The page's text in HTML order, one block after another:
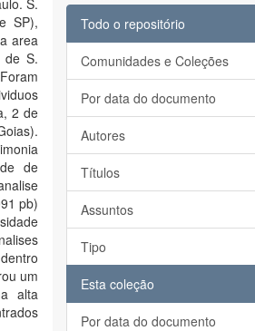
S.
SP),
area
de S.
2 de
de
pb)
um
alta
Todo o repositório
Comunidades e Coleções
Por data do documento
Autores
Títulos
Assuntos
Tipo
Esta coleção
Por data do documento